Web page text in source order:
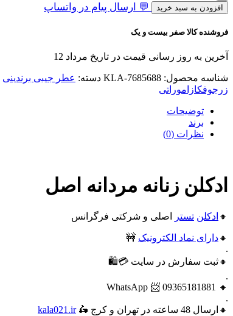
افزودن به سبد خرید 💬 ارسال پیام در واتساپ
فروشنده کالا صفر بیست و یک
آخرین به روز رسانی قیمت در تاریخ مرداد 12
شناسه محصول: KLA-7685688 دسته: عطر جیبی برندینی
زرجوفکازاموراتی
توضیحات
برند
نظرات (0)
ادکلن زنانه مردانه اصل
🔸 ادکلن تستر اصلی و شرکتی فرگرانس
🔸دارای نماد الکترونیک 🚧
.
🔸ثبت سفارش در سایت 💳🛍️
.
🔸 09365181881 📨 WhatsApp
.
🔸ارسال 48 ساعته در تهران و کرج 🛵
kala021.ir